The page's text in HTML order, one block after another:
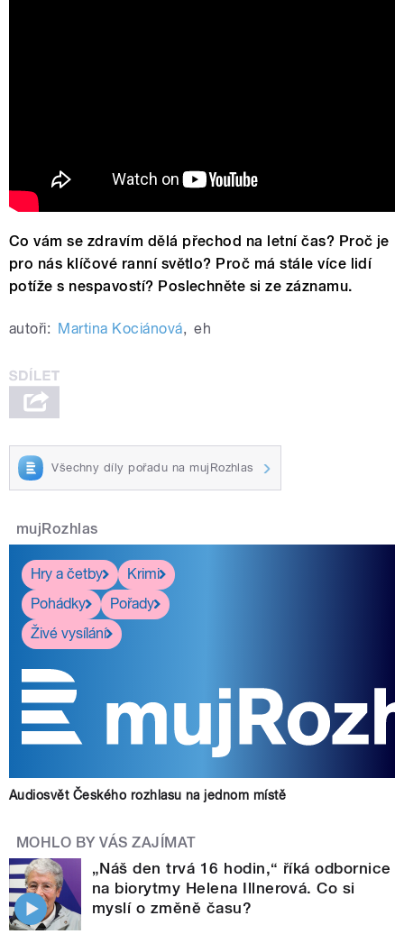
Co vám se zdravím dělá přechod na letní čas? Proč je
pro nás klíčové ranní světlo? Proč má stále více lidí
potíže s nespavostí? Poslechněte si ze záznamu.
autoři: Martina Kociánová, eh
Všechny díly pořadu na mujRozhlas
mujRozhlas
Hry a četby
Krimi
Pohádky
Pořady
Živé vysílání
Audiosvět Českého rozhlasu na jednom místě
MOHLO BY VÁS ZAJÍMAT
„Náš den trvá 16 hodin,“ říká odbornice
na biorytmy Helena Illnerová. Co si
myslí o změně času?